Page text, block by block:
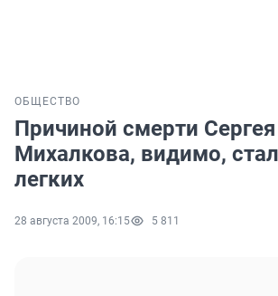
ОБЩЕСТВО
Причиной смерти Сергея
Михалкова, видимо,
легких
28 августа 2009, 16:15 5 811